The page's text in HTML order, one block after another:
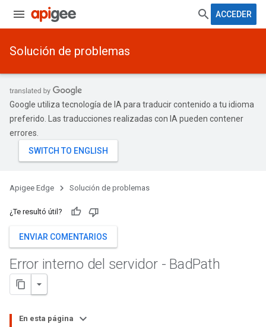
ACCEDER
Solución de problemas
Google utiliza tecnología de IA para traducir contenido a tu idioma
preferido. Las traducciones realizadas con IA pueden contener
errores.
Apigee Edge Solución de problemas
¿Te resultó útil?
ENVIAR COMENTARIOS
Error interno del servidor - BadPath
En esta página